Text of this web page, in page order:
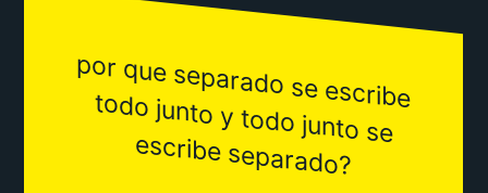
por que separado se escribe
todo junto y todo junto se
escribe separado?